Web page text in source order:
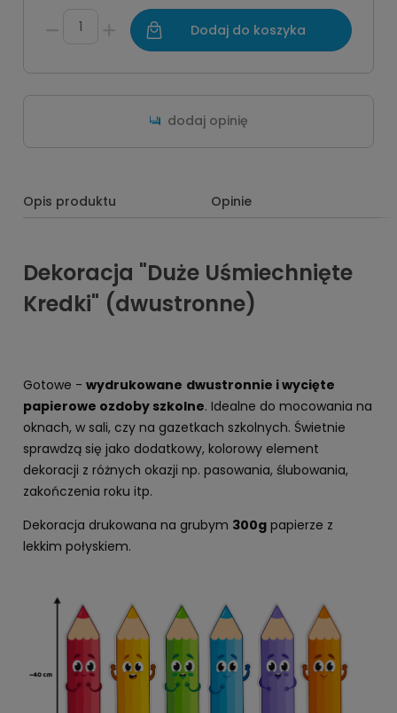
Dodaj do koszyka
dodaj opinię
Opis produktu Opinie
Dekoracja "Duże Uśmiechnięte
Kredki" (dwustronne)
Gotowe - wydrukowane dwustronnie i wycięte
papierowe ozdoby szkolne. Idealne do mocowania na
oknach, w sali, czy na gazetkach szkolnych. Świetnie
sprawdzą się jako dodatkowy, kolorowy element
dekoracji z różnych okazji np. pasowania, ślubowania,
zakończenia roku itp.
Dekoracja drukowana na grubym 300g papierze z
lekkim połyskiem.